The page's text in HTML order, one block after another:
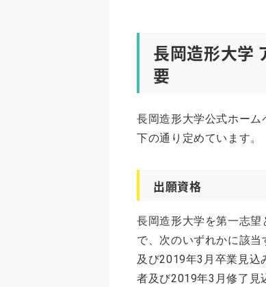
長岡造形大学
要
長岡造形大学公式ホー
下の通り定めています。
出願資格
長岡造形大学を第一志
で、次のいずれかに該
及び2019年3月卒業見込
者及び2019年3月修了見